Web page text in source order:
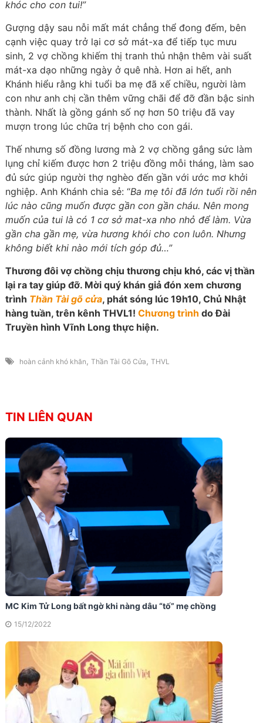
khóc cho con tui!”
Gượng dậy sau nỗi mất mát chẳng thể đong đếm, bên
cạnh việc quay trở lại cơ sở mát-xa để tiếp tục mưu
sinh, 2 vợ chồng khiếm thị tranh thủ nhận thêm vài suất
mát-xa dạo những ngày ở quê nhà. Hơn ai hết, anh
Khánh hiểu rằng khi tuổi ba mẹ đã xế chiều, người làm
con như anh chị cần thêm vững chãi để đỡ đần bậc sinh
thành. Nhất là gồng gánh số nợ hơn 50 triệu đã vay
mượn trong lúc chữa trị bệnh cho con gái.
Thế nhưng số đồng lương mà 2 vợ chồng gắng sức làm
lụng chỉ kiếm được hơn 2 triệu đồng mỗi tháng, làm sao
đủ sức giúp người thợ nghèo đến gần với ước mơ khởi
nghiệp. Anh Khánh chia sẻ: “Ba mẹ tôi đã lớn tuổi rồi nên
lúc nào cũng muốn được gần con gần cháu. Nên mong
muốn của tui là có 1 cơ sở mat-xa nho nhỏ để làm. Vừa
gần cha gần mẹ, vừa hương khói cho con luôn. Nhưng
không biết khi nào mới tích góp đủ…”
Thương đôi vợ chồng chịu thương chịu khó, các vị thần
lại ra tay giúp đỡ. Mời quý khán giả đón xem chương
trình Thần Tài gõ cửa, phát sóng lúc 19h10, Chủ Nhật
hàng tuần, trên kênh THVL1! Chương trình do Đài
Truyền hình Vĩnh Long thực hiện.
hoàn cảnh khó khăn , Thần Tài Gõ Cửa , THVL
TIN LIÊN QUAN
MC Kim Tử Long bất ngờ khi nàng dâu “tố” mẹ chồng
15/12/2022